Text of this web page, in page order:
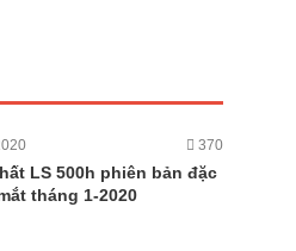
370
LS 500h phiên bản đặc
tháng 1-2020